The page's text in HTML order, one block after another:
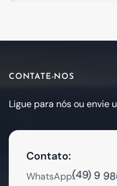
CONTATE-NOS
Ligue para nós ou envie
Contato:
WhatsApp:(49) 9